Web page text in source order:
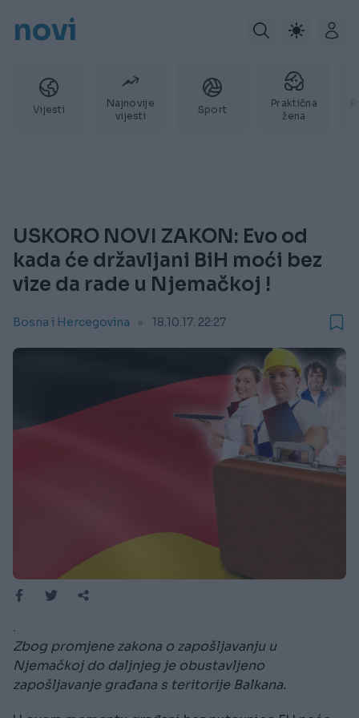
novi
Vijesti
Najnovije
vijesti
Sport
Praktična
žena
USKORO NOVI ZAKON: Evo od
kada će državljani BiH moći bez
vize da rade u Njemačkoj !
Bosna i Hercegovina 18.10.17. 22:27
.
Zbog promjene zakona o zapošljavanju u
Njemačkoj do daljnjeg je obustavljeno
zapošljavanje građana s teritorije Balkana.